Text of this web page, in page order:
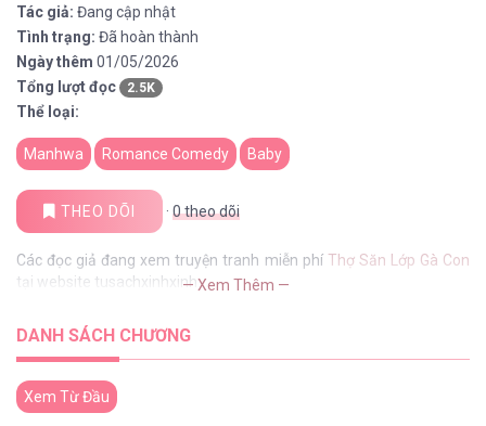
Tác giả: Đang cập nhật
Tình trạng: Đã hoàn thành
Ngày thêm 01/05/2026
Tổng lượt đọc
2.5K
Thể loại:
Manhwa Romance Comedy Baby
THEO DÕI · 0theo dõi
Các đọc giả đang xem truyện tranh miễn phí Thợ Săn Lớp Gà Con
tại website tusachxinhxinh— Xem Thêm —
DANH SÁCH CHƯƠNG
Xem Từ Đầu